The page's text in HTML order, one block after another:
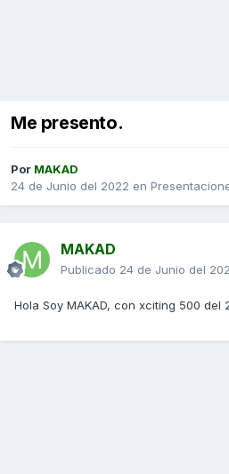
Me presento.
Por MAKAD
24 de Junio del 2022 en
MAKAD
Publicado 24 de Junio del
Hola Soy MAKAD, con xciting 500 del